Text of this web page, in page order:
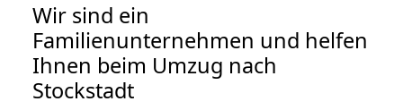
Wir sind ein
Familienunternehmen und helfen
Ihnen beim Umzug nach
Stockstadt